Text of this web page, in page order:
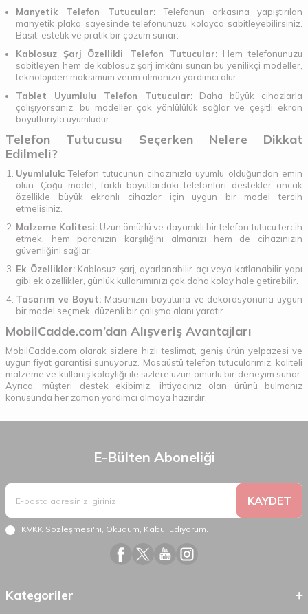
Manyetik Telefon Tutucular: Telefonun arkasına yapıştırılan
manyetik plaka sayesinde telefonunuzu kolayca sabitleyebilirsiniz.
Basit, estetik ve pratik bir çözüm sunar.
Kablosuz Şarj Özellikli Telefon Tutucular:Hem telefonunuzu
sabitleyen hem de kablosuz şarj imkânı sunan bu yenilikçi modeller,
teknolojiden maksimum verim almanıza yardımcı olur.
Tablet Uyumlulu Telefon Tutucular: Daha büyük cihazlarla
çalışıyorsanız, bu modeller çok yönlülülük sağlar ve çeşitli ekran
boyutlarıyla uyumludur.
Telefon Tutucusu Seçerken Nelere Dikkat
Edilmeli?
Uyumluluk: Telefon tutucunun cihazınızla uyumlu olduğundan emin
olun. Çoğu model, farklı boyutlardaki telefonları destekler ancak
özellikle büyük ekranlı cihazlar için uygun bir model tercih
etmelisiniz.
Malzeme Kalitesi: Uzun ömürlü ve dayanıklı bir telefon tutucu tercih
etmek, hem paranızın karşılığını almanızı hem de cihazınızın
güvenliğini sağlar.
Ek Özellikler:Kablosuz şarj, ayarlanabilir açı veya katlanabilir yapı
gibi ek özellikler, günlük kullanımınızı çok daha kolay hale getirebilir.
Tasarım ve Boyut: Masanızın boyutuna ve dekorasyonuna uygun
bir model seçmek, düzenli bir çalışma alanı yaratır.
MobilCadde.com’dan Alışveriş Avantajları
MobilCadde.com olarak sizlere hızlı teslimat, geniş ürün yelpazesi ve
uygun fiyat garantisi sunuyoruz. Masaüstü telefon tutucularımız, kaliteli
malzeme ve kullanış kolaylığı ile sizlere uzun ömürlü bir deneyim sunar.
Ayrıca, müşteri destek ekibimiz, ihtiyacınız olan ürünü bulmanız
konusunda her zaman yardımcı olmaya hazırdır.
E-Bülten Aboneliği
KAYDET
KVKK Sözleşmesi'ni, Okudum, Kabul Ediyorum.
Kategoriler